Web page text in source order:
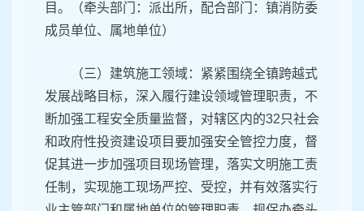
目。（牵头部门：派出所，配合部门：镇消防委
成员单位、属地单位）
（三）建筑施工领域：紧紧围绕全镇跨越式
发展战略目标，深入履行建设领域管理职责，不
断加强工程安全质量监督，对辖区内的32只社会
和政府性投资建设项目要加强安全管控力度，督
促其进一步加强项目现场管理，落实文明施工责
任制，实现施工现场严控、受控，并有效落实行